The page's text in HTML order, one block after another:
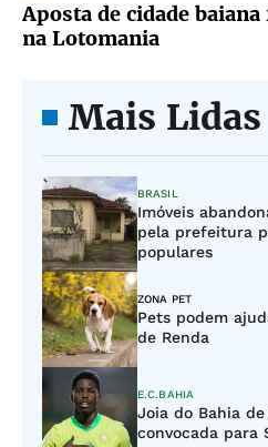
Aposta de cidade
na Lotomania
Mais Lidas
BRASIL
Imóveis
pela prefeitura
populares
ZONA PET
Pets podem
de Renda
E.C.BAHIA
Joia do Bahia
convocada para